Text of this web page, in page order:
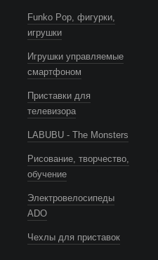
Funko Pop, фигурки,
игрушки
Игрушки управляемые
смартфоном
Приставки для
телевизора
LABUBU - The Monsters
Рисование, творчество,
обучение
Электровелосипеды
ADO
Чехлы для приставок